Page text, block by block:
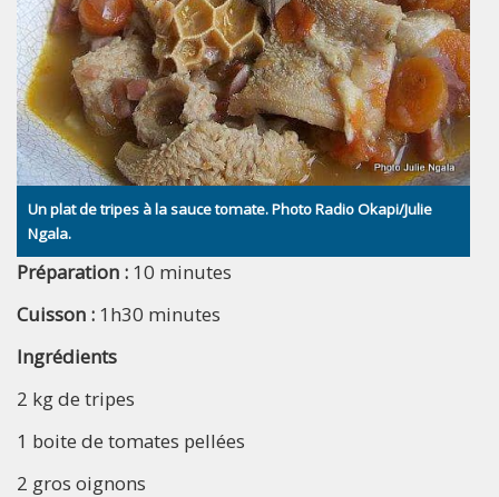
Un plat de tripes à la sauce tomate. Photo Radio Okapi/Julie
Ngala.
Préparation : 10 minutes
Cuisson : 1h30 minutes
Ingrédients
2 kg de tripes
1 boite de tomates pellées
2 gros oignons